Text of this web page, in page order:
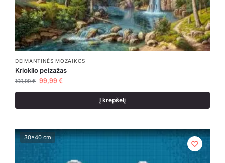
DEIMANTINĖS MOZAIKOS
Krioklio peizažas
109,99€ 99,99 €
Į krepšelį
30x40 cm